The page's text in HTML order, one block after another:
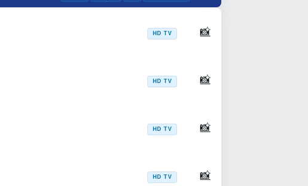
HD TV 📸
HD TV 📸
HD TV 📸
HD TV 📸